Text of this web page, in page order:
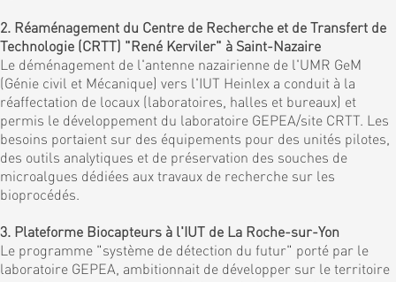
2. Réaménagement du Centre de Recherche et de Transfert de
Technologie (CRTT) "René Kerviler" à Saint-Nazaire
Le déménagement de l'antenne nazairienne de l'UMR GeM
(Génie civil et Mécanique) vers l'IUT Heinlex a conduit à la
réaffectation de locaux (laboratoires, halles et bureaux) et
permis le développement du laboratoire GEPEA/site CRTT. Les
besoins portaient sur des équipements pour des unités pilotes,
des outils analytiques et de préservation des souches de
microalgues dédiées aux travaux de recherche sur les
bioprocédés.
3. Plateforme Biocapteurs à l'IUT de La Roche-sur-Yon
Le programme "système de détection du futur" porté par le
laboratoire GEPEA, ambitionnait de développer sur le territoire